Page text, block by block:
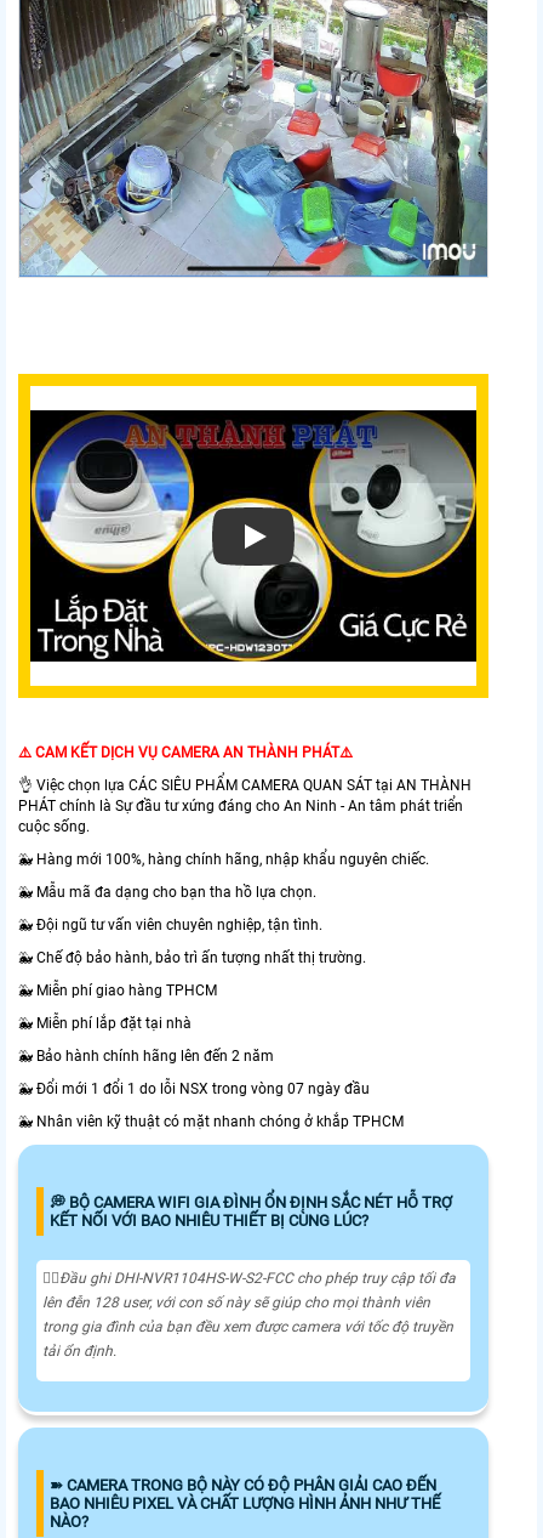
⚠️ CAM KẾT DỊCH VỤ CAMERA AN THÀNH PHÁT⚠️
👌 Việc chọn lựa CÁC SIÊU PHẨM CAMERA QUAN SÁT tại AN THÀNH
PHÁT chính là Sự đầu tư xứng đáng cho An Ninh - An tâm phát triển
cuộc sống.
🐳 Hàng mới 100%, hàng chính hãng, nhập khẩu nguyên chiếc.
🐳 Mẫu mã đa dạng cho bạn tha hồ lựa chọn.
🐳 Đội ngũ tư vấn viên chuyên nghiệp, tận tình.
🐳 Chế độ bảo hành, bảo trì ấn tượng nhất thị trường.
🐳 Miễn phí giao hàng TPHCM
🐳 Miễn phí lắp đặt tại nhà
🐳 Bảo hành chính hãng lên đến 2 năm
🐳 Đổi mới 1 đổi 1 do lỗi NSX trong vòng 07 ngày đầu
🐳 Nhân viên kỹ thuật có mặt nhanh chóng ở khắp TPHCM
️💭 BỘ CAMERA WIFI GIA ĐÌNH ỔN ĐỊNH SẮC NÉT HỖ TRỢ
KẾT NỐI VỚI BAO NHIÊU THIẾT BỊ CÙNG LÚC?
🙆‍♀️Đầu ghi DHI-NVR1104HS-W-S2-FCC cho phép truy cập tối đa
lên đễn 128 user, với con số này sẽ giúp cho mọi thành viên
trong gia đình của bạn đều xem được camera với tốc độ truyền
tải ổn định.
➽ CAMERA TRONG BỘ NÀY CÓ ĐỘ PHÂN GIẢI CAO ĐẾN
BAO NHIÊU PIXEL VÀ CHẤT LƯỢNG HÌNH ẢNH NHƯ THẾ
NÀO?